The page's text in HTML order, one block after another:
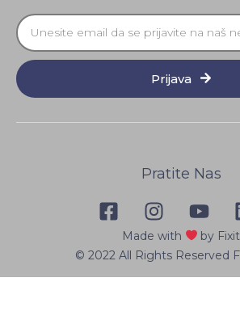
Prijava
Pratite Nas
Made with
by Fixit
© 2022 All Rights Reserved